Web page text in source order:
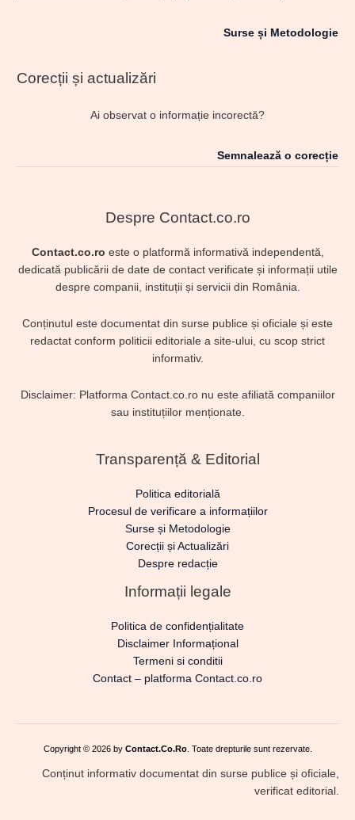
Surse și Metodologie
Corecții și actualizări
Ai observat o informație incorectă?
Semnalează o corecție
Despre Contact.co.ro
Contact.co.ro este o platformă informativă independentă,
dedicată publicării de date de contact verificate și informații utile
despre companii, instituții și servicii din România.
Conținutul este documentat din surse publice și oficiale și este
redactat conform politicii editoriale a site-ului, cu scop strict
informativ.
Disclaimer: Platforma Contact.co.ro nu este afiliată companiilor
sau instituțiilor menționate.
Transparență & Editorial
Politica editorială
Procesul de verificare a informațiilor
Surse și Metodologie
Corecții și Actualizări
Despre redacție
Informații legale
Politica de confidențialitate
Disclaimer Informațional
Termeni si conditii
Contact – platforma Contact.co.ro
Copyright © 2026 by Contact.Co.Ro. Toate drepturile sunt rezervate.
Conținut informativ documentat din surse publice și oficiale,
verificat editorial.